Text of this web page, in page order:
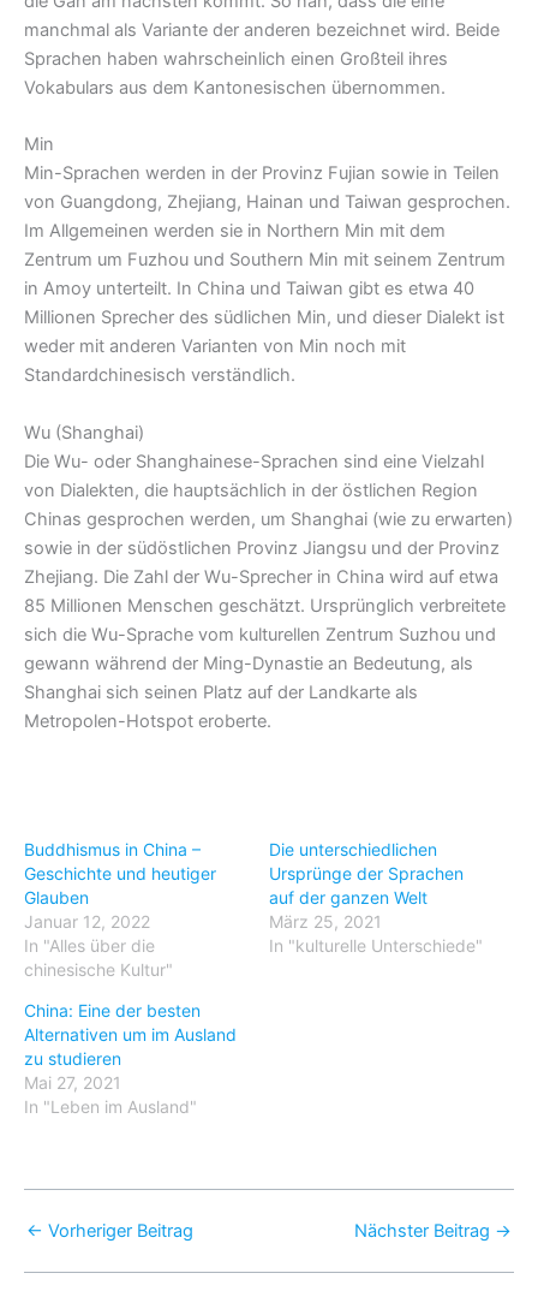
manchmal als Variante der anderen bezeichnet wird. Beide
Sprachen haben wahrscheinlich einen Großteil ihres
Vokabulars aus dem Kantonesischen übernommen.
Min
Min-Sprachen werden in der Provinz Fujian sowie in Teilen
von Guangdong, Zhejiang, Hainan und Taiwan gesprochen.
Im Allgemeinen werden sie in Northern Min mit dem
Zentrum um Fuzhou und Southern Min mit seinem Zentrum
in Amoy unterteilt. In China und Taiwan gibt es etwa 40
Millionen Sprecher des südlichen Min, und dieser Dialekt ist
weder mit anderen Varianten von Min noch mit
Standardchinesisch verständlich.
Wu (Shanghai)
Die Wu- oder Shanghainese-Sprachen sind eine Vielzahl
von Dialekten, die hauptsächlich in der östlichen Region
Chinas gesprochen werden, um Shanghai (wie zu erwarten)
sowie in der südöstlichen Provinz Jiangsu und der Provinz
Zhejiang. Die Zahl der Wu-Sprecher in China wird auf etwa
85 Millionen Menschen geschätzt. Ursprünglich verbreitete
sich die Wu-Sprache vom kulturellen Zentrum Suzhou und
gewann während der Ming-Dynastie an Bedeutung, als
Shanghai sich seinen Platz auf der Landkarte als
Metropolen-Hotspot eroberte.
Buddhismus in China –
Geschichte und heutiger
Glauben
Januar 12, 2022
In "Alles über die
chinesische Kultur"
Die unterschiedlichen
Ursprünge der Sprachen
auf der ganzen Welt
März 25, 2021
In "kulturelle Unterschiede"
China: Eine der besten
Alternativen um im Ausland
zu studieren
Mai 27, 2021
In "Leben im Ausland"
← Vorheriger Beitrag Nächster Beitrag →